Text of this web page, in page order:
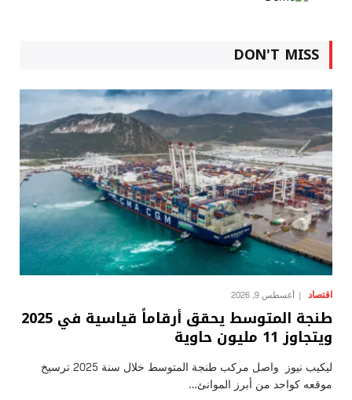
DON'T MISS
اقتصاد أغسطس 9, 2026
طنجة المتوسط يحقق أرقاماً قياسية في 2025
ويتجاوز 11 مليون حاوية
ليكيب نيوز واصل مركب طنجة المتوسط خلال سنة 2025 ترسيخ
موقعه كواحد من أبرز الموانئ…